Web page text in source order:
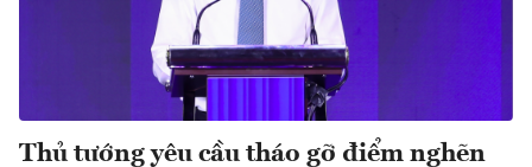
Thủ tướng yêu cầu tháo gỡ điểm nghẽn